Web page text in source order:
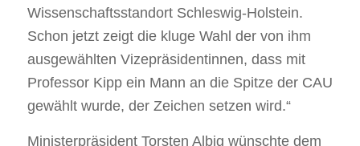
Wissenschaftsstandort Schleswig-Holstein.
Schon jetzt zeigt die kluge Wahl der von ihm
ausgewählten Vizepräsidentinnen, dass mit
Professor Kipp ein Mann an die Spitze der CAU
gewählt wurde, der Zeichen setzen wird.“
Ministerpräsident Torsten Albig wünschte dem